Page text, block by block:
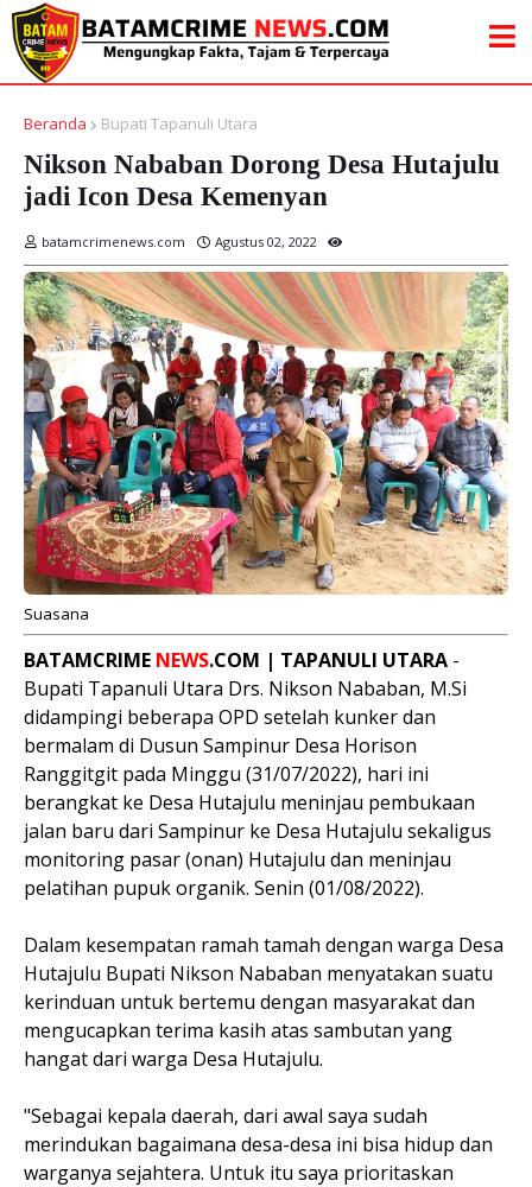
Beranda Bupati Tapanuli Utara
Nikson Nababan Dorong Desa Hutajulu
jadi Icon Desa Kemenyan
batamcrimenews.com Agustus 02, 2022
Suasana
BATAMCRIME NEWS.COM | TAPANULI UTARA -
Bupati Tapanuli Utara Drs. Nikson Nababan, M.Si
didampingi beberapa OPD setelah kunker dan
bermalam di Dusun Sampinur Desa Horison
Ranggitgit pada Minggu (31/07/2022), hari ini
berangkat ke Desa Hutajulu meninjau pembukaan
jalan baru dari Sampinur ke Desa Hutajulu sekaligus
monitoring pasar (onan) Hutajulu dan meninjau
pelatihan pupuk organik. Senin (01/08/2022).
Dalam kesempatan ramah tamah dengan warga Desa
Hutajulu Bupati Nikson Nababan menyatakan suatu
kerinduan untuk bertemu dengan masyarakat dan
mengucapkan terima kasih atas sambutan yang
hangat dari warga Desa Hutajulu.
"Sebagai kepala daerah, dari awal saya sudah
merindukan bagaimana desa-desa ini bisa hidup dan
warganya sejahtera. Untuk itu saya prioritaskan